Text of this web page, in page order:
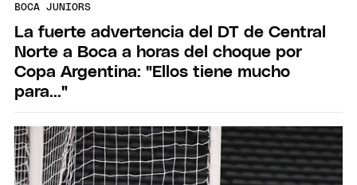
BOCA JUNIORS
La fuerte advertencia del DT de Central
Norte a Boca a horas del choque por
Copa Argentina: "Ellos tiene mucho
para..."